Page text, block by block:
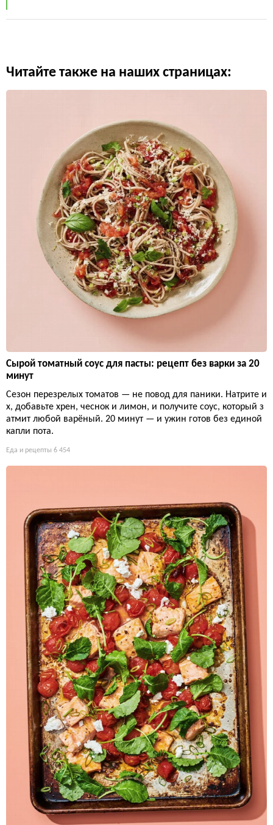
Читайте также на наших страницах:
Сырой томатный соус для пасты: рецепт без варки за 20
минут
Сезон перезрелых томатов — не повод для паники. Натрите и
х, добавьте хрен, чеснок и лимон, и получите соус, который з
атмит любой варёный. 20 минут — и ужин готов без единой
капли пота.
Еда и рецепты 6 454